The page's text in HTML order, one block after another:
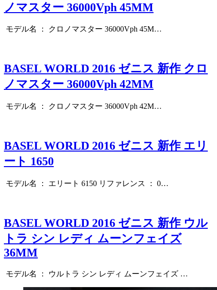
ノマスター 36000Vph 45MM
モデル名 ： クロノマスター 36000Vph 45M…
BASEL WORLD 2016 ゼニス 新作 クロ
ノマスター 36000Vph 42MM
モデル名 ： クロノマスター 36000Vph 42M…
BASEL WORLD 2016 ゼニス 新作 エリ
ート 1650
モデル名 ： エリート 6150 リファレンス ： 0…
BASEL WORLD 2016 ゼニス 新作 ウル
トラ シン レディ ムーンフェイズ
36MM
モデル名 ： ウルトラ シン レディ ムーンフェイズ …